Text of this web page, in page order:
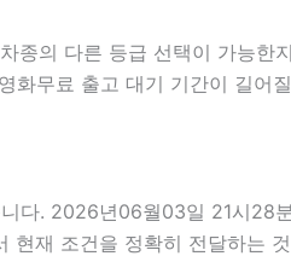
종의 다른 등급 선택이 가능한
무료 출고 대기 기간이 길어
다. 2026년06월03일 21시28
현재 조건을 정확히 전달하는